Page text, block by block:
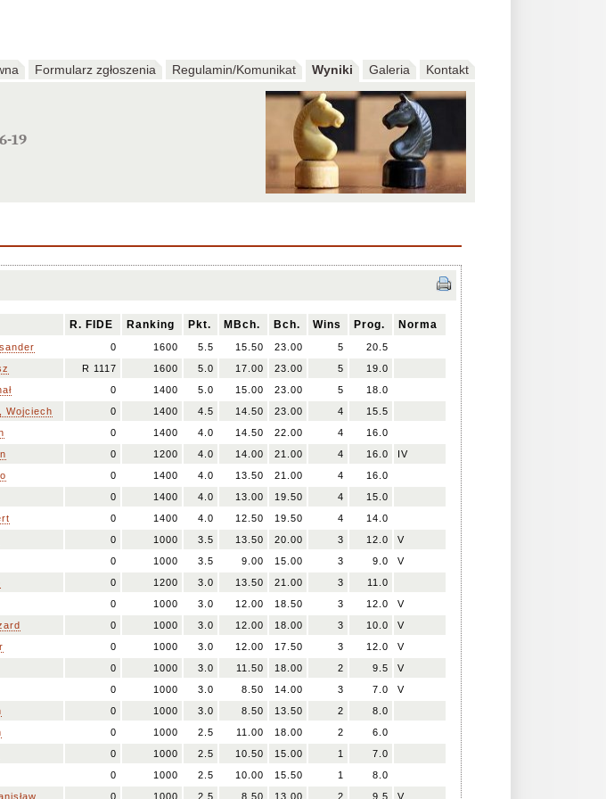
Formularz zgłoszenia Regulamin/Komunikat Wyniki Galeria Kontakt
19
R. FIDE Ranking Pkt. MBch. Bch. Wins Prog. Norma
0 1600 5.5 15.50 23.00 5
20.5
R 1117 1600 5.0 17.00 23.00 5
19.0
0 1400 5.0 15.00 23.00 5
18.0
Wojciech 0 1400 4.5 14.50 23.00 4
15.5
0 1400 4.0 14.50 22.00 4
16.0
0 1200 4.0 14.00 21.00 4 16.0
IV
0 1400 4.0 13.50 21.00 4
16.0
0 1400 4.0 13.00 19.50 4
15.0
0 1400 4.0 12.50 19.50 4
14.0
0 1000 3.5 13.50 20.00 3 12.0
V
0 1000 3.5 9.00 15.00 3 9.0
V
0 1200 3.0 13.50 21.00 3
11.0
0 1000 3.0 12.00 18.50 3 12.0
V
0 1000 3.0 12.00 18.00 3 10.0
V
0 1000 3.0 12.00 17.50 3 12.0
V
0 1000 3.0 11.50 18.00 2 9.5
V
0 1000 3.0 8.50 14.00 3 7.0
V
0 1000 3.0 8.50 13.50 2
8.0
0 1000 2.5 11.00 18.00 2
6.0
0 1000 2.5 10.50 15.00 1
7.0
0 1000 2.5 10.00 15.50 1
8.0
0 1000 2.5 8.50 13.00 2 9.5 V